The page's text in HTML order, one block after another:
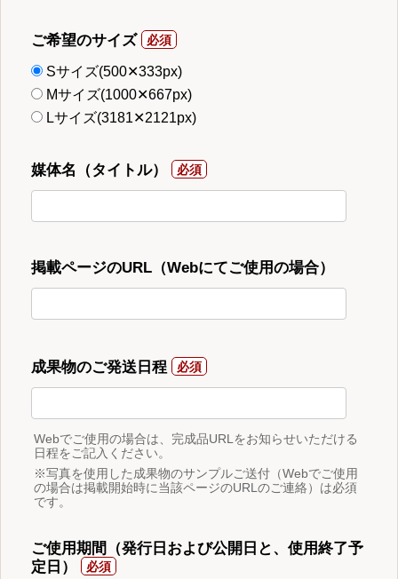
ご希望のサイズ
Sサイズ(500✕333px)
Mサイズ(1000✕667px)
Lサイズ(3181✕2121px)
媒体名（タイトル）
掲載ページのURL（Webにてご使用の場合）
成果物のご発送日程
Webでご使用の場合は、完成品URLをお知らせいただける
日程をご記入ください。
※写真を使用した成果物のサンプルご送付（Webでご使用
の場合は掲載開始時に当該ページのURLのご連絡）は必須
です。
ご使用期間（発行日および公開日と、使用終了予
定日）